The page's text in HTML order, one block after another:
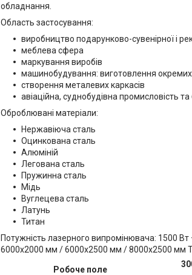
обладнання.
Область застосування:
виробництво подарунково-сувенірної і
меблева сфера
маркування виробів
машинобудування: виготовлення
створення металевих каркасів
авіаційна, суднобудівна промисловість та
Оброблювані матеріали:
Нержавіюча сталь
Оцинкована сталь
Алюміній
Легована сталь
Пружинна сталь
Мідь
Вуглецева сталь
Латунь
Титан
Потужність лазерного випромінювача: 1500
6000х2000 мм / 6000х2500 мм / 8000х2500 мм
Робоче поле